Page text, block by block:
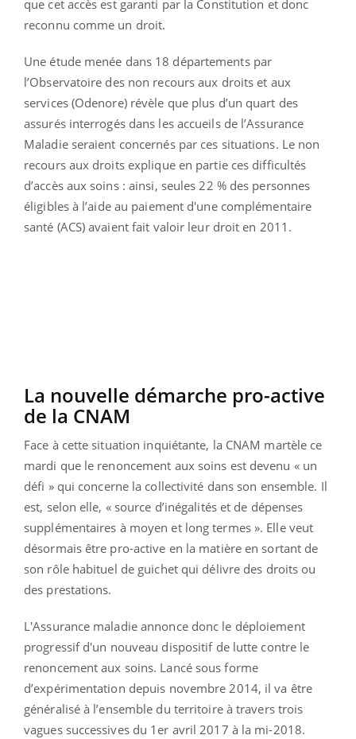
que cet accès est garanti par la Constitution et donc
reconnu comme un droit.
Une étude menée dans 18 départements par
l’Observatoire des non recours aux droits et aux
services (Odenore) révèle que plus d’un quart des
assurés interrogés dans les accueils de l’Assurance
Maladie seraient concernés par ces situations. Le non
recours aux droits explique en partie ces difficultés
d’accès aux soins : ainsi, seules 22 % des personnes
éligibles à l’aide au paiement d'une complémentaire
santé (ACS) avaient fait valoir leur droit en 2011.
La nouvelle démarche pro-active
de la CNAM
Face à cette situation inquiétante, la CNAM martèle ce
mardi que le renoncement aux soins est devenu « un
défi » qui concerne la collectivité dans son ensemble. Il
est, selon elle, « source d’inégalités et de dépenses
supplémentaires à moyen et long termes ». Elle veut
désormais être pro-active en la matière en sortant de
son rôle habituel de guichet qui délivre des droits ou
des prestations.
L'Assurance maladie annonce donc le déploiement
progressif d'un nouveau dispositif de lutte contre le
renoncement aux soins. Lancé sous forme
d’expérimentation depuis novembre 2014, il va être
généralisé à l’ensemble du territoire à travers trois
vagues successives du 1er avril 2017 à la mi-2018.